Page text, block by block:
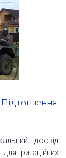
досвід
іригаційних